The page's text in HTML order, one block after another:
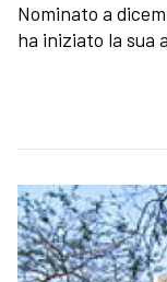
Nominato a
ha iniziato la sua